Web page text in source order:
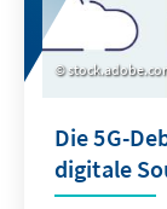
Die 5G-
digitale